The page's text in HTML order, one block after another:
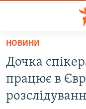
Перейти
основного
матеріалу
Перейти
до
ВОДА.КРИМ
ВІДЕО ТА ФОТО
НОВИНИ
Дочка
працює в